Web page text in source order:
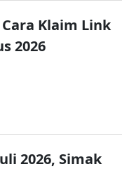
Klaim Link
2026
2026, Simak